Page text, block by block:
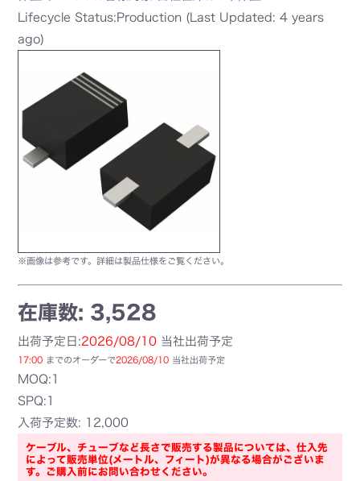
Lifecycle Status:Production (Last Updated: 4 years
ago)
※画像は参考です。詳細は製品仕様をご覧ください。
在庫数: 3,528
出荷予定日:2026/08/10 当社出荷予定
17:00 までのオーダーで2026/08/10 当社出荷予定
MOQ:1
SPQ:1
入荷予定数: 12,000
ケーブル、チューブなど長さで販売する製品については、仕入先
によって販売単位(メートル、フィート)が異なる場合がございま
す。ご購入前にお問い合わせください。